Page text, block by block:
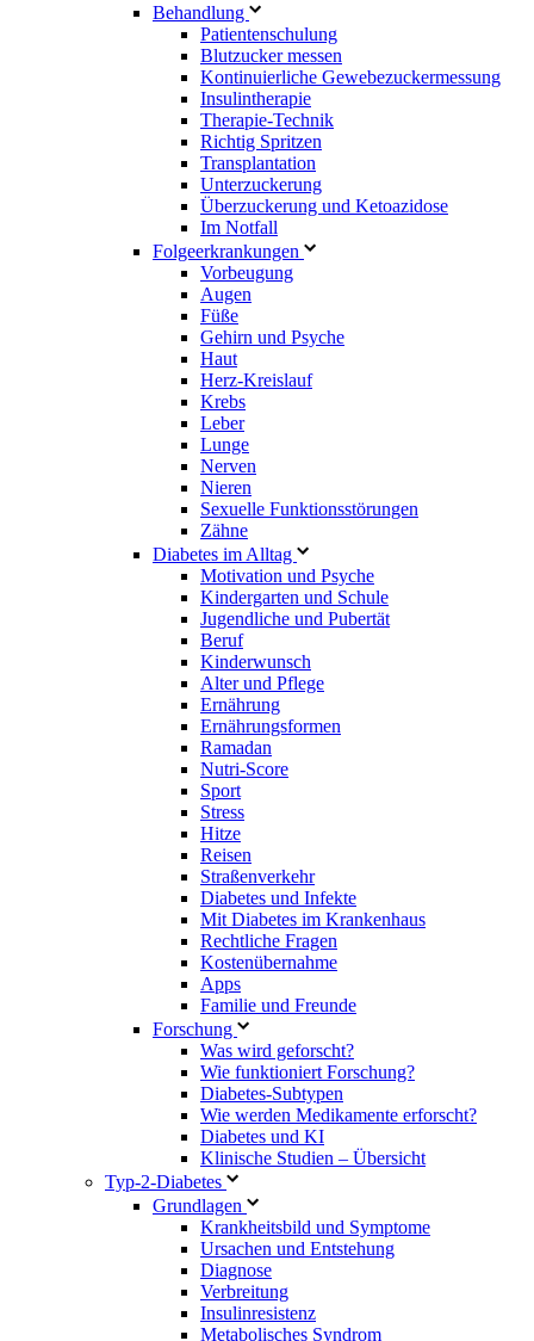
Behandlung
Patientenschulung
Blutzucker messen
Kontinuierliche Gewebezuckermessung
Insulintherapie
Therapie-Technik
Richtig Spritzen
Transplantation
Unterzuckerung
Überzuckerung und Ketoazidose
Im Notfall
Folgeerkrankungen
Vorbeugung
Augen
Füße
Gehirn und Psyche
Haut
Herz-Kreislauf
Krebs
Leber
Lunge
Nerven
Nieren
Sexuelle Funktionsstörungen
Zähne
Diabetes im Alltag
Motivation und Psyche
Kindergarten und Schule
Jugendliche und Pubertät
Beruf
Kinderwunsch
Alter und Pflege
Ernährung
Ernährungsformen
Ramadan
Nutri-Score
Sport
Stress
Hitze
Reisen
Straßenverkehr
Diabetes und Infekte
Mit Diabetes im Krankenhaus
Rechtliche Fragen
Kostenübernahme
Apps
Familie und Freunde
Forschung
Was wird geforscht?
Wie funktioniert Forschung?
Diabetes-Subtypen
Wie werden Medikamente erforscht?
Diabetes und KI
Klinische Studien – Übersicht
Typ-2-Diabetes
Grundlagen
Krankheitsbild und Symptome
Ursachen und Entstehung
Diagnose
Verbreitung
Insulinresistenz
Metabolisches Syndrom